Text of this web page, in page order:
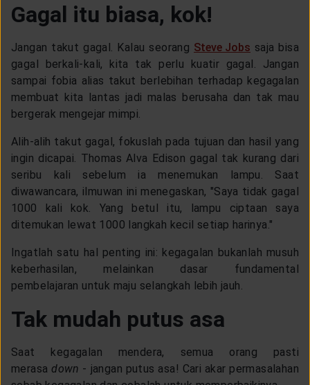
Gagal itu biasa, kok!
Jangan takut gagal. Kalau seorang Steve Jobs saja bisa
gagal berkali-kali, kita tak perlu kuatir gagal. Jangan
sampai fobia alias takut berlebihan terhadap kegagalan
membuat kita lantas jadi malas berusaha dan tak mau
bergerak mengejar mimpi.
Alih-alih takut gagal, fokuslah pada tujuan dan hasil yang
ingin dicapai. Thomas Alva Edison gagal tak kurang dari
seribu kali sebelum ia menemukan lampu. Saat
diwawancara, ilmuwan ini menegaskan, "Saya tidak gagal
1000 kali kok. Yang betul itu, lampu ciptaan saya
ditemukan lewat 1000 langkah kecil setiap harinya."
Ingatlah satu hal penting ini: kegagalan bukanlah musuh
keberhasilan, melainkan dasar fundamental
pembelajaran untuk maju selangkah lebih jauh.
Tak mudah putus asa
Saat kegagalan mendera, semua orang pasti
merasa down - jangan putus asa! Cari akar permasalahan
TENTANG GENERALI
ACARA
KEAGENAN